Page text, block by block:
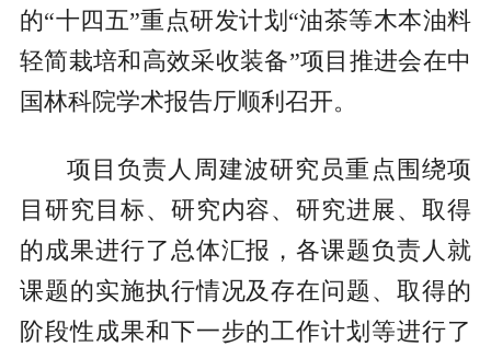
的“十四五”重点研发计划“油茶等木本油料
轻简栽培和高效采收装备”项目推进会在中
国林科院学术报告厅顺利召开。
项目负责人周建波研究员重点围绕项
目研究目标、研究内容、研究进展、取得
的成果进行了总体汇报，各课题负责人就
课题的实施执行情况及存在问题、取得的
阶段性成果和下一步的工作计划等进行了